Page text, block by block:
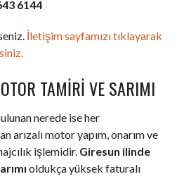
6144
İletişim sayfamızı tıklayarak
TAMIRI VE SARIMI
nerede ise her
arızalı motor yapım, onarım ve
işlemidir. Giresun ilinde
oldukça yüksek faturalı